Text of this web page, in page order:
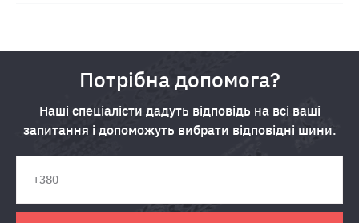
Потрібна допомога?
Наші спеціалісти дадуть відповідь на всі ваші
запитання і допоможуть вибрати відповідні шини.